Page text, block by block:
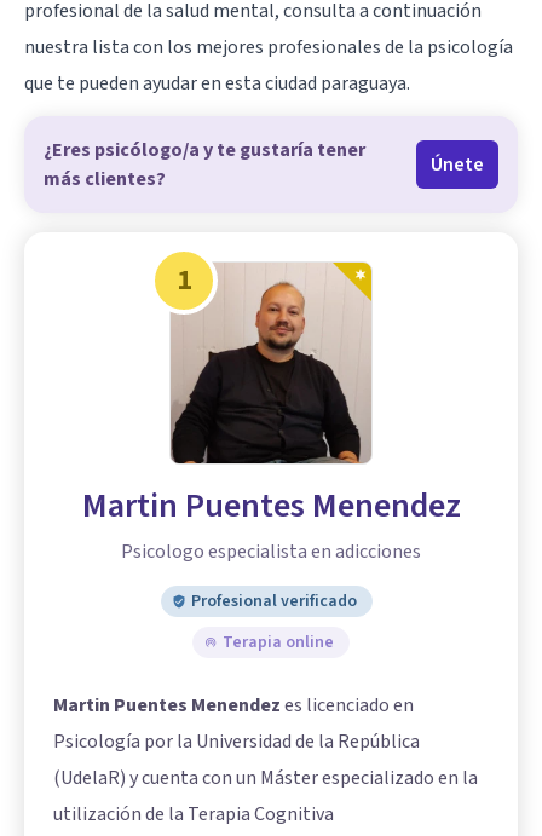
profesional de la salud mental, consulta a continuación
nuestra lista con los mejores profesionales de la psicología
que te pueden ayudar en esta ciudad paraguaya.
¿Eres psicólogo/a y te gustaría tener
más clientes?
Únete
1
Martin Puentes Menendez
Psicologo especialista en adicciones
Profesional verificado
Terapia online
Martin Puentes Menendezes licenciado en
Psicología por la Universidad de la República
(UdelaR) y cuenta con un Máster especializado en la
utilización de la Terapia Cognitiva